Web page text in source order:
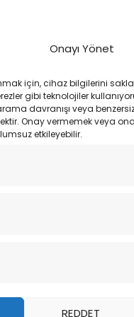
Onayı Yönet
için, cihaz bilgilerini
gibi teknolojiler
davranışı veya
Onay vermemek veya
etkileyebilir.
REDDET
Filtresi
Honda